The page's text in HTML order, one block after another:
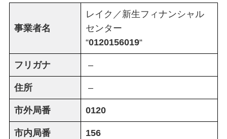
事業者名
レイク／新生フィナンシャル
センター
“0120156019“
フリガナ –
住所 –
市外局番 0120
市内局番 156